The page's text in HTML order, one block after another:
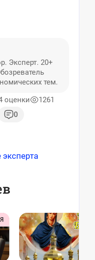
Эксперт. 20+
тем.
оценки
1261
0